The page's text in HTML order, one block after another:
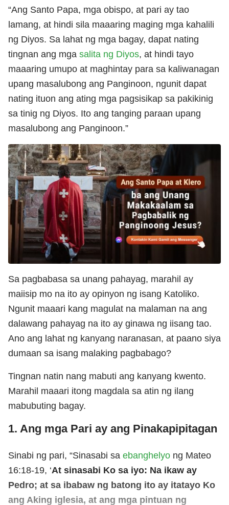
“Ang Santo Papa, mga obispo, at pari ay tao
lamang, at hindi sila maaaring maging mga kahalili
ng Diyos. Sa lahat ng mga bagay, dapat nating
tingnan ang mga salita ng Diyos, at hindi tayo
maaaring umupo at maghintay para sa kaliwanagan
upang masalubong ang Panginoon, ngunit dapat
nating ituon ang ating mga pagsisikap sa pakikinig
sa tinig ng Diyos. Ito ang tanging paraan upang
masalubong ang Panginoon.”
Sa pagbabasa sa unang pahayag, marahil ay
maiisip mo na ito ay opinyon ng isang Katoliko.
Ngunit maaari kang magulat na malaman na ang
dalawang pahayag na ito ay ginawa ng iisang tao.
Ano ang lahat ng kanyang naranasan, at paano siya
dumaan sa isang malaking pagbabago?
Tingnan natin nang mabuti ang kanyang kwento.
Marahil maaari itong magdala sa atin ng ilang
mabubuting bagay.
1. Ang mga Pari ay ang Pinakapipitagan
Sinabi ng pari, “Sinasabi sa ebanghelyo ng Mateo
16:18-19, ‘At sinasabi Ko sa iyo: Na ikaw ay
Pedro; at sa ibabaw ng batong ito ay itatayo Ko
ang Aking iglesia, at ang mga pintuan ng